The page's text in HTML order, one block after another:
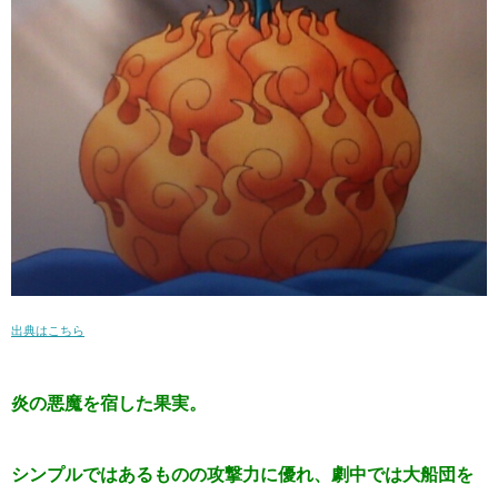
出典はこちら
炎の悪魔を宿した果実。
シンプルではあるものの攻撃力に優れ、劇中では大船団を